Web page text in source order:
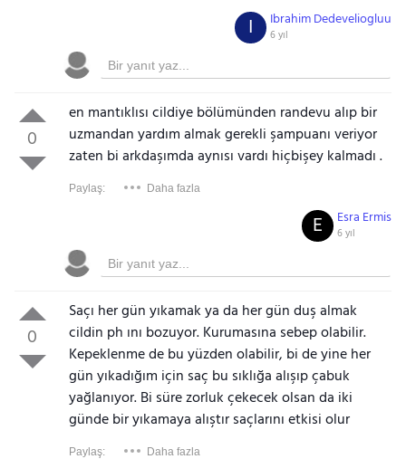
Ibrahim Dedeveliogluu
6 yıl
I
0
en mantıklısı cildiye bölümünden randevu alıp bir
uzmandan yardım almak gerekli şampuanı veriyor
zaten bi arkdaşımda aynısı vardı hiçbişey kalmadı .
Paylaş: Daha fazla
Esra Ermis
6 yıl
E
0
Saçı her gün yıkamak ya da her gün duş almak
cildin ph ını bozuyor. Kurumasına sebep olabilir.
Kepeklenme de bu yüzden olabilir, bi de yine her
gün yıkadığım için saç bu sıklığa alışıp çabuk
yağlanıyor. Bi süre zorluk çekecek olsan da iki
günde bir yıkamaya alıştır saçlarını etkisi olur
Paylaş: Daha fazla